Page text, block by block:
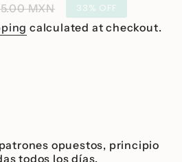
MXN 33% OFF
calculated at checkout.
opuestos, principio
todos los días.